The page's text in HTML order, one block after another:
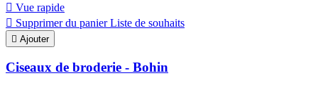
 Vue rapide
 Supprimer du panier Liste de souhaits
 Ajouter
Ciseaux de broderie - Bohin